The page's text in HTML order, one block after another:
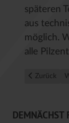
späteren
aus
möglich.
alle
Vorheriger
Zurück
DEMNÄCHST